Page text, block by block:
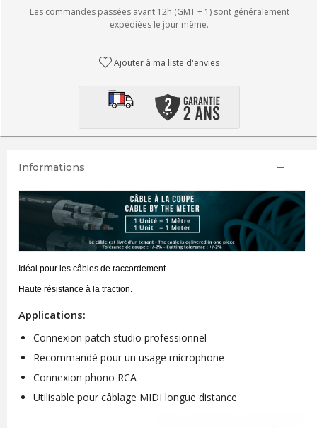
Les commandes passées avant 12h (GMT + 1) sont généralement
expédiées le jour même.
Ajouter à ma liste d'envies
Informations
Idéal pour les câbles de raccordement.
Haute résistance à la traction.
Applications:
Connexion patch studio professionnel
Recommandé pour un usage microphone
Connexion phono RCA
Utilisable pour câblage MIDI longue distance